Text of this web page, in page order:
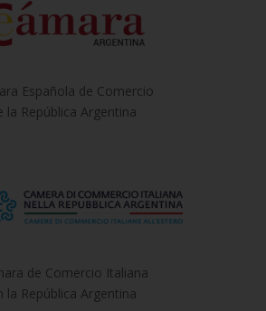
Española de Comercio
la República Argentina
de Comercio Italiana
la República Argentina